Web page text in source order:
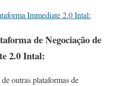
Immediate 2.0 Intal:
de Negociação de
2.0 Intal:
outras plataformas de